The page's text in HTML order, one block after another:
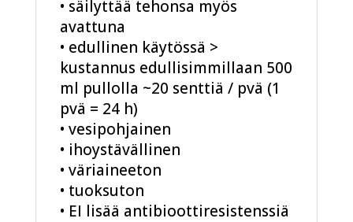
• säilyttää tehonsa myös
avattuna
• edullinen käytössä >
kustannus edullisimmillaan 500
ml pullolla ~20 senttiä / pvä (1
pvä = 24 h)
• vesipohjainen
• ihoystävällinen
• väriaineeton
• tuoksuton
• EI lisää antibioottiresistenssiä